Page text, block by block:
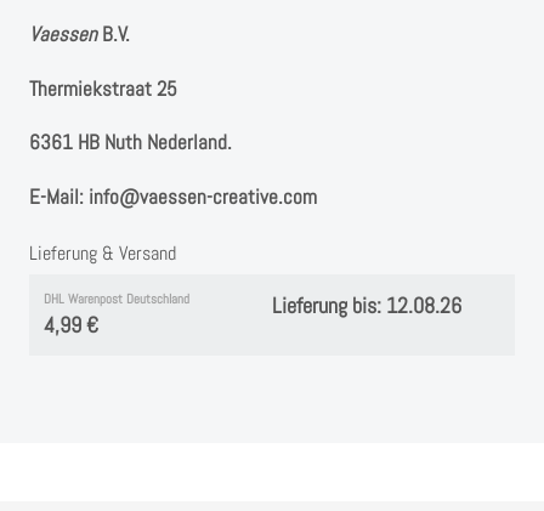
VaessenB.V. ⁠
Thermiekstraat 25 ⁠
6361 HB Nuth ⁠⁠Nederland.
E-Mail: info@vaessen-creative.com
Lieferung & Versand
DHL Warenpost Deutschland
4,99 €
Lieferung bis: 12.08.26